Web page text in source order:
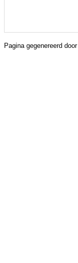
Pagina gegenereerd door